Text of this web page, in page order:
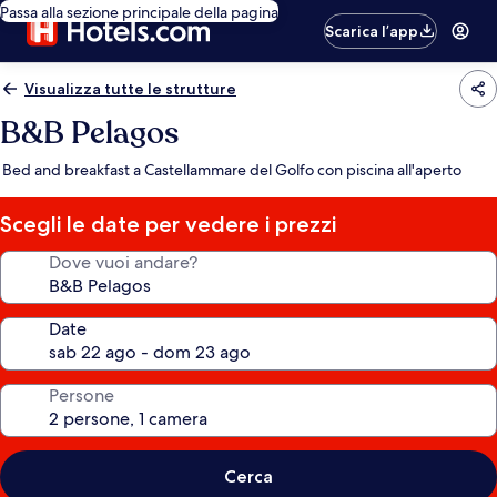
Passa alla sezione principale della pagina
Scarica l’app
Visualizza tutte le strutture
B&B Pelagos
Bed and breakfast a Castellammare del Golfo con piscina all'aperto
Scegli le date per vedere i prezzi
Dove vuoi andare?
Date
Persone
Cerca